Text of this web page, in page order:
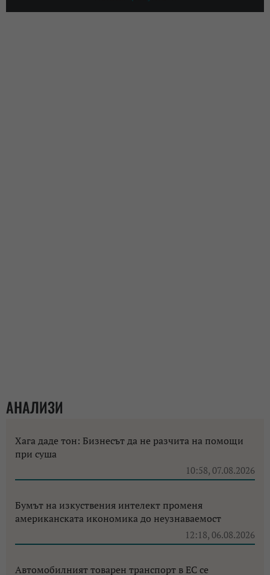
АНАЛИЗИ
Хага даде тон: Бизнесът да не разчита на помощи
при суша
10:58, 07.08.2026
Бумът на изкуствения интелект променя
американската икономика до неузнаваемост
12:18, 06.08.2026
Автомобилният товарен транспорт в ЕС се